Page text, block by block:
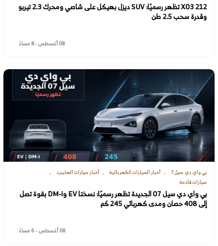
212 X03 تظهر رسميًا: SUV ديزل بهيكل على شاصي ومحرك 2.3 تيربو
وقدرة سحب 2.5 طن
08 أغسطس - 8 مساءً
بي واي دي سيل 7 أخبار السيارات الكهربائية
أخبار سيارات الهايبرد
سيارات قادمة
بي واي دي سيل 07 الجديدة تظهر رسميًا: نسختا EV وDM-i بقوة تصل
إلى 408 حصان ومدى كهربائي 245 كم
08 أغسطس - 6 مساءً